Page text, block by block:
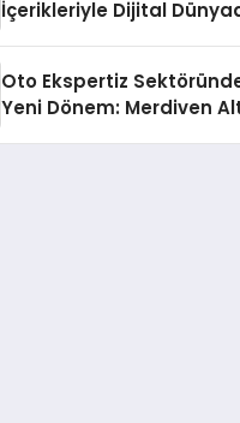
İçerikleriyle Dijital
Oto Ekspertiz
Yeni Dönem: Merdiven